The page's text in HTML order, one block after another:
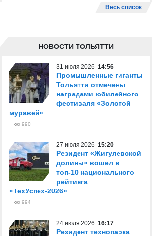
Весь список
НОВОСТИ ТОЛЬЯТТИ
31 июля 2026 14:56
Промышленные гиганты
Тольятти отмечены
наградами юбилейного
фестиваля «Золотой
муравей»
990
27 июля 2026 15:20
Резидент «Жигулевской
долины» вошел в
топ-10 национального
рейтинга
«ТехУспех-2026»
994
24 июля 2026 16:17
Резидент технопарка